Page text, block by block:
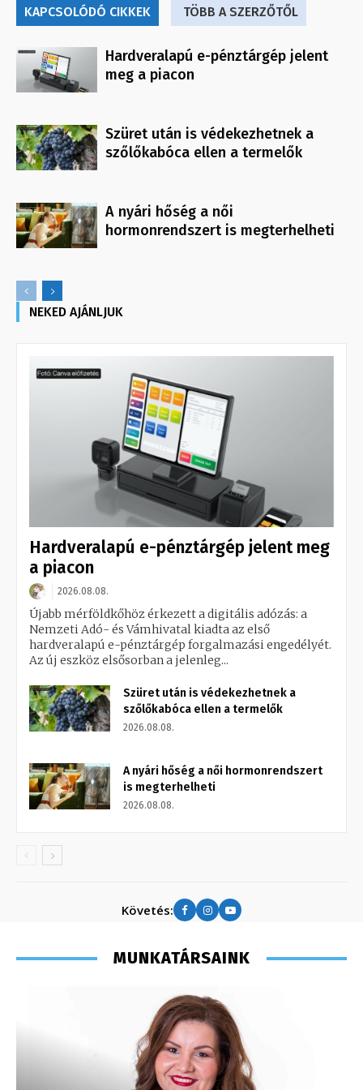
KAPCSOLÓDÓ CIKKEK TÖBB A SZERZŐTŐL
Hardveralapú e-pénztárgép jelent
meg a piacon
Szüret után is védekezhetnek a
szőlőkabóca ellen a termelők
A nyári hőség a női
hormonrendszert is megterhelheti
NEKED AJÁNLJUK
Hardveralapú e-pénztárgép jelent meg
a piacon
2026.08.08.
Újabb mérföldkőhöz érkezett a digitális adózás: a
Nemzeti Adó- és Vámhivatal kiadta az első
hardveralapú e-pénztárgép forgalmazási engedélyét.
Az új eszköz elsősorban a jelenleg...
Szüret után is védekezhetnek a
szőlőkabóca ellen a termelők
2026.08.08.
A nyári hőség a női hormonrendszert
is megterhelheti
2026.08.08.
Követés:
MUNKATÁRSAINK